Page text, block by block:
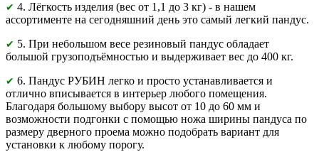
✔ 4. Лёгкость изделия (вес от 1,1 до 3 кг) - в нашем
ассортименте на сегодняшний день это самый легкий пандус.
✔ 5. При небольшом весе резиновый пандус обладает
большой грузоподъёмностью и выдерживает вес до 400 кг.
✔ 6. Пандус РУБИН легко и просто устанавливается и
отлично вписывается в интерьер любого помещения.
Благодаря большому выбору высот от 10 до 60 мм и
возможности подгонки с помощью ножа ширины пандуса по
размеру дверного проема можно подобрать вариант для
установки к любому порогу.